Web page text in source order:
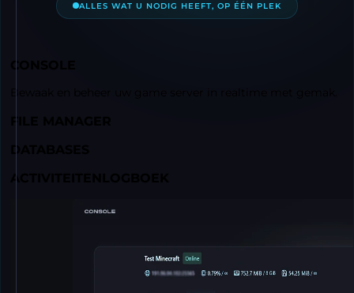
ALLES WAT U NODIG HEEFT, OP ÉÉN PLEK